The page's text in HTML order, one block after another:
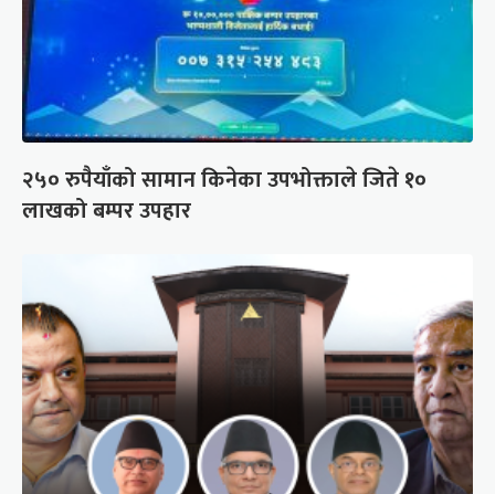
२५० रुपैयाँको सामान किनेका उपभोक्ताले जिते १०
लाखको बम्पर उपहार